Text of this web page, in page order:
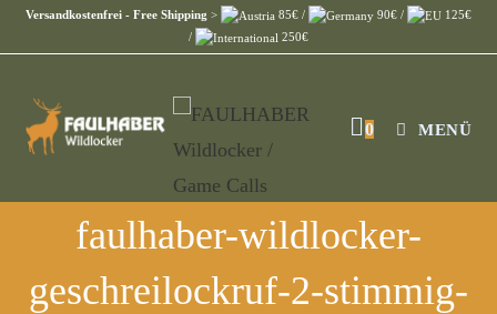
Versandkostenfrei - Free Shipping > 85€ / 90€ /
125€
/
250€
0 MENÜ
faulhaber-wildlocker-
geschreilockruf-2-stimmig-